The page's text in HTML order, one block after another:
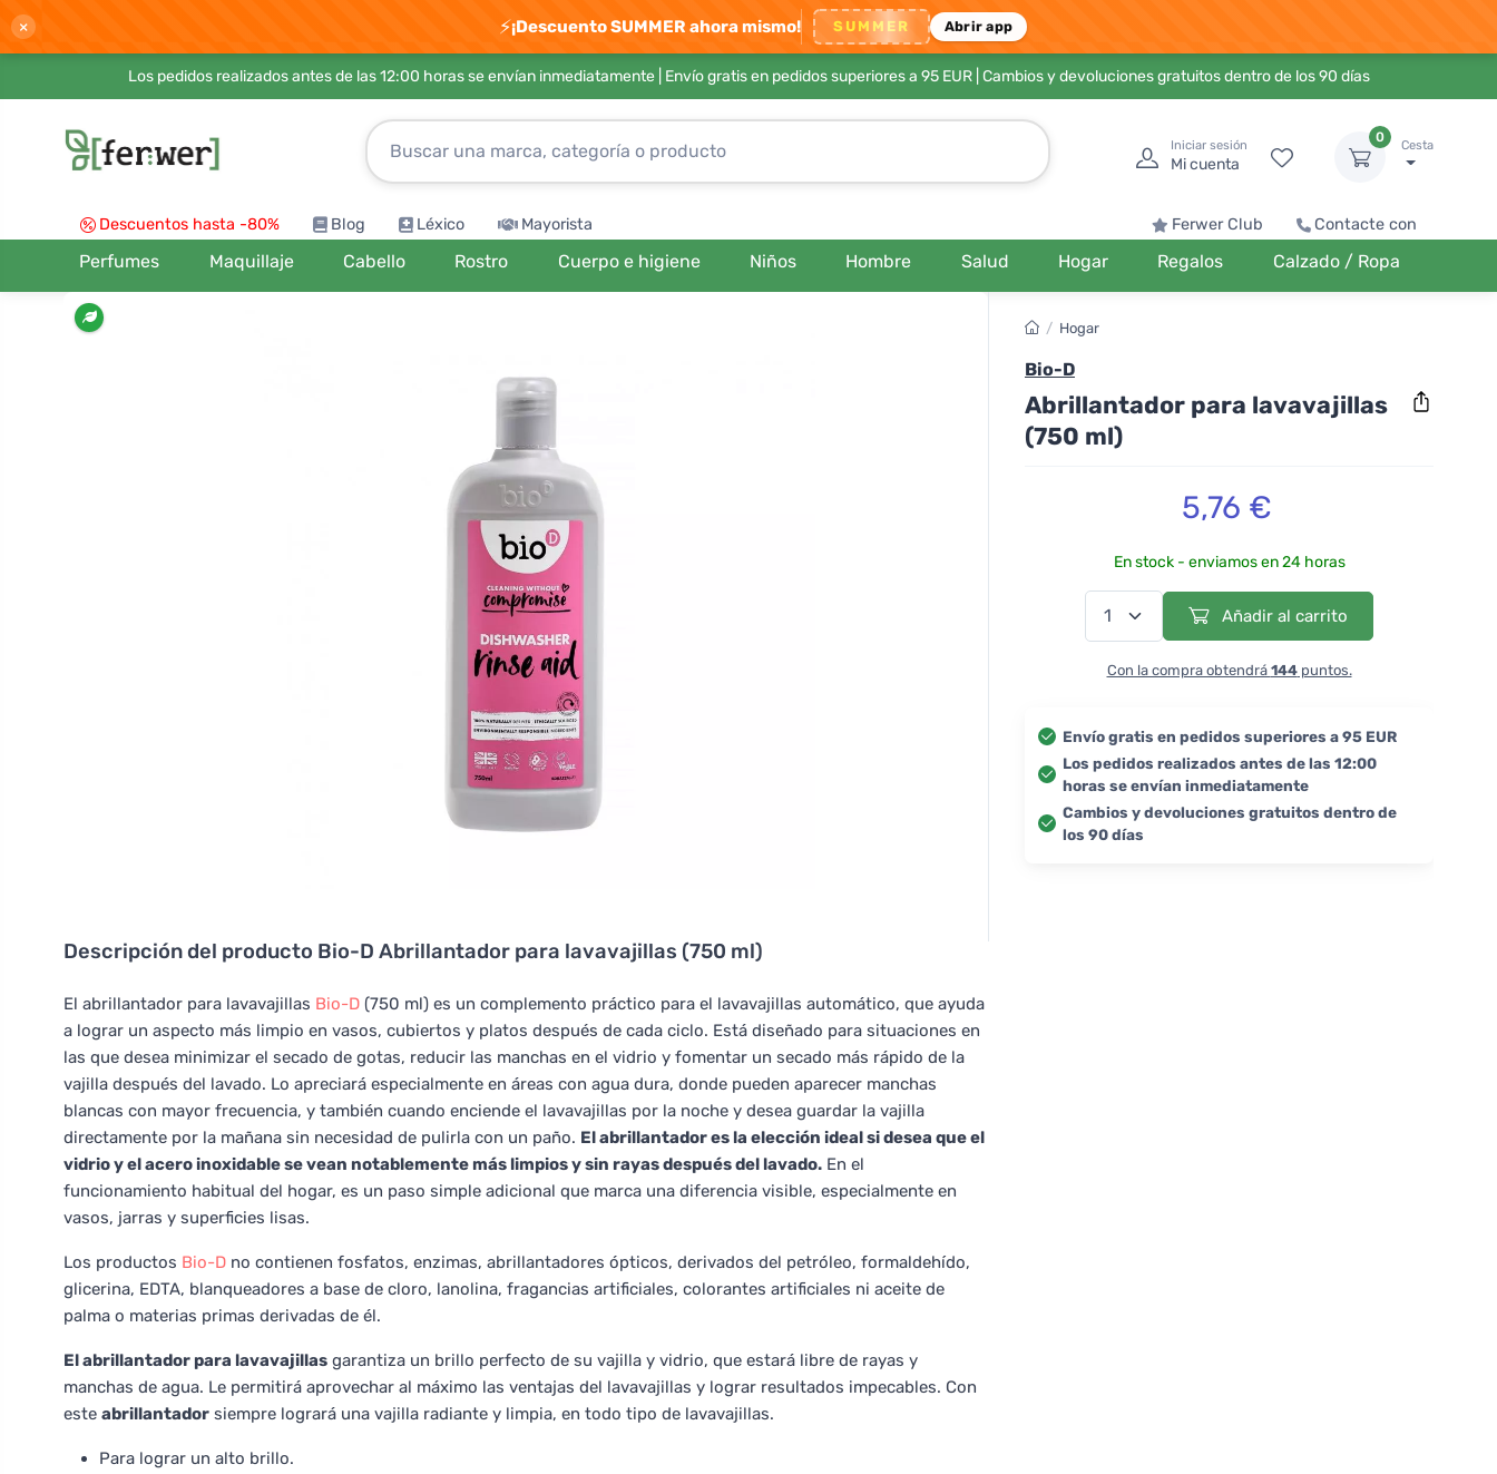
× ⚡¡Descuento SUMMER ahora mismo! SUMMER Abrir app
Los pedidos realizados antes de las 12:00 horas se envían inmediatamente | Envío gratis en pedidos superiores a 95 EUR| Cambios y devoluciones gratuitos dentro de los 90 días
Iniciar sesión
Mi cuenta
0
Cesta
Descuentos hasta -80% Blog Léxico Mayorista Ferwer Club Contacte con
Perfumes Maquillaje Cabello Rostro Cuerpo e higiene Niños Hombre Salud Hogar Regalos Calzado / Ropa
Descripción del producto Bio-D Abrillantador para lavavajillas (750 ml)
El abrillantador para lavavajillas Bio-D (750 ml) es un complemento práctico para el lavavajillas automático, que ayuda
a lograr un aspecto más limpio en vasos, cubiertos y platos después de cada ciclo. Está diseñado para situaciones en
las que desea minimizar el secado de gotas, reducir las manchas en el vidrio y fomentar un secado más rápido de la
vajilla después del lavado. Lo apreciará especialmente en áreas con agua dura, donde pueden aparecer manchas
blancas con mayor frecuencia, y también cuando enciende el lavavajillas por la noche y desea guardar la vajilla
directamente por la mañana sin necesidad de pulirla con un paño. El abrillantador es la elección ideal si desea que el
vidrio y el acero inoxidable se vean notablemente más limpios y sin rayas después del lavado. En el
funcionamiento habitual del hogar, es un paso simple adicional que marca una diferencia visible, especialmente en
vasos, jarras y superficies lisas.
Los productos Bio-D no contienen fosfatos, enzimas, abrillantadores ópticos, derivados del petróleo, formaldehído,
glicerina, EDTA, blanqueadores a base de cloro, lanolina, fragancias artificiales, colorantes artificiales ni aceite de
palma o materias primas derivadas de él.
El abrillantador para lavavajillas garantiza un brillo perfecto de su vajilla y vidrio, que estará libre de rayas y
manchas de agua. Le permitirá aprovechar al máximo las ventajas del lavavajillas y lograr resultados impecables. Con
este abrillantador siempre logrará una vajilla radiante y limpia, en todo tipo de lavavajillas.
Para lograr un alto brillo.
/ Hogar
Bio-D
Abrillantador para lavavajillas
(750 ml)
5,76 €
En stock - enviamos en 24 horas
Añadir al carrito
Con la compra obtendrá 144puntos.
Envío gratis en pedidos superiores a 95 EUR
Los pedidos realizados antes de las 12:00
horas se envían inmediatamente
Cambios y devoluciones gratuitos dentro de
los 90 días